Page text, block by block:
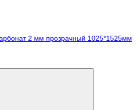
2 мм прозрачный 1025*1525мм